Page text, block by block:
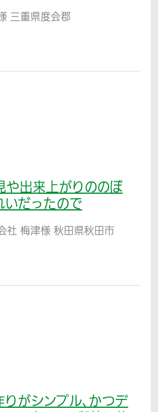
三重県度会郡
や出来上がりののぼ
いだったので
社 梅津様 秋田県秋田市
がシンプル、かつデ